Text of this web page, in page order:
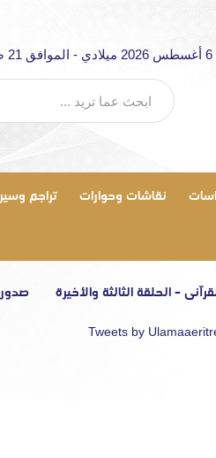
نقاشات وحوارات
تراجم وسير
الثالثة والأخيرة صدور العدد
Tweets by